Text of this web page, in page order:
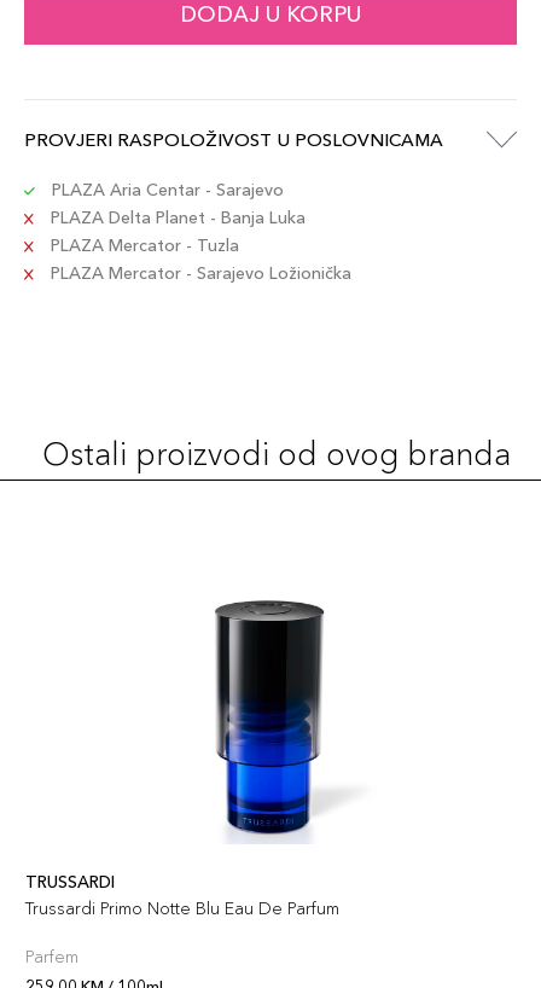
DODAJ U KORPU
PROVJERI RASPOLOŽIVOST U POSLOVNICAMA
PLAZA Aria Centar - Sarajevo
PLAZA Delta Planet - Banja Luka
PLAZA Mercator - Tuzla
PLAZA Mercator - Sarajevo Ložionička
Ostali proizvodi od ovog branda
TRUSSARDI
Trussardi Primo Notte Blu Eau De Parfum
Parfem